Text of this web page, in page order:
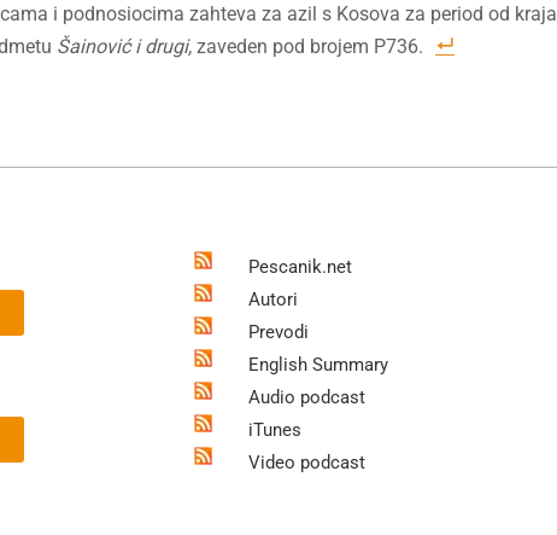
i podnosiocima zahteva za azil s Kosova za period od kraja
Šainović i drugi, zaveden pod brojem P736.
Pescanik.net
Autori
Prevodi
English Summary
Audio podcast
iTunes
Video podcast